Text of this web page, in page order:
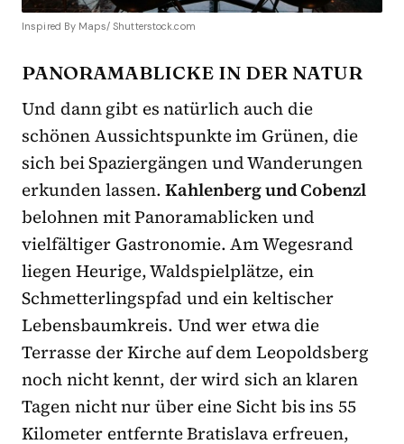
Inspired By Maps/ Shutterstock.com
PANORAMABLICKE IN DER NATUR
Und dann gibt es natürlich auch die
schönen Aussichtspunkte im Grünen, die
sich bei Spaziergängen und Wanderungen
erkunden lassen.Kahlenberg und Cobenzl
belohnen mit Panoramablicken und
vielfältiger Gastronomie. Am Wegesrand
liegen Heurige, Waldspielplätze, ein
Schmetterlingspfad und ein keltischer
Lebensbaumkreis. Und wer etwa die
Terrasse der Kirche auf dem Leopoldsberg
noch nicht kennt, der wird sich an klaren
Tagen nicht nur über eine Sicht bis ins 55
Kilometer entfernte Bratislava erfreuen,